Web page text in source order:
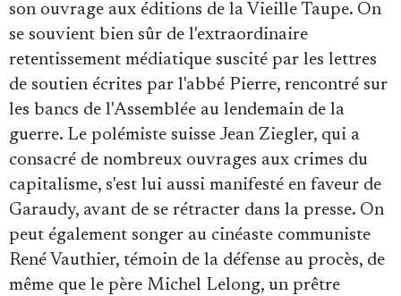
son ouvrage aux éditions de la Vieille Taupe. On
se souvient bien sûr de l'extraordinaire
retentissement médiatique suscité par les lettres
de soutien écrites par l'abbé Pierre, rencontré sur
les bancs de l'Assemblée au lendemain de la
guerre. Le polémiste suisse Jean Ziegler, qui a
consacré de nombreux ouvrages aux crimes du
capitalisme, s'est lui aussi manifesté en faveur de
Garaudy, avant de se rétracter dans la presse. On
peut également songer au cinéaste communiste
René Vauthier, témoin de la défense au procès, de
même que le père Michel Lelong, un prêtre